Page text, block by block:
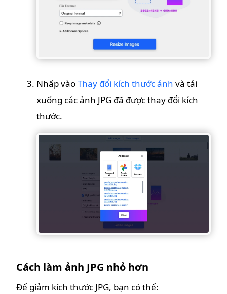
Nhấp vàoThay đổi kích thước ảnh và tải
xuống các ảnh JPG đã được thay đổi kích
thước.
Cách làm ảnh JPG nhỏ hơn
Để giảm kích thước JPG, bạn có thể: